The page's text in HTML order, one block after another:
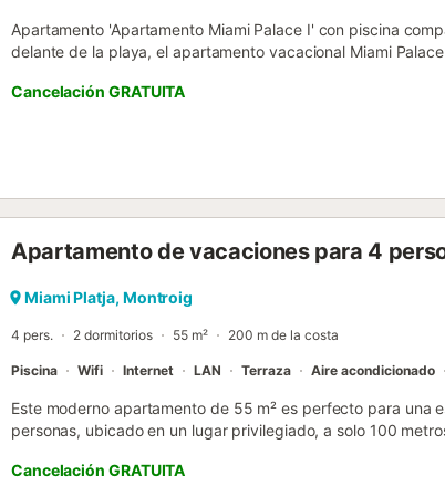
Apartamento 'Apartamento Miami Palace I' con piscina
delante de la playa, el apartamento vacacional Miami
equipada, 1 dormitorio y 1 baño con ducha, por lo que
adicionales incluyen Wi-Fi de alta velocidad (apto para
lavadora. Este alquiler vacacional ofrece una zona exterior
Durante su estancia, el anfitrión recomienda descubrir las
estancia....
Cancelación GRATUITA
Apartamento de vacaciones para 4
Miami Platja, Montroig
4 pers. 2 dormitorios 55 m² 200 m de la costa
Piscina Wifi Internet LAN Terraza Aire acondicionado
Este moderno apartamento de 55 m² es perfecto para una
personas, ubicado en un lugar privilegiado, a solo 100
disfrutar del sol y el mar A 100 m del centro de Miami Platja,
Cancelación GRATUITA